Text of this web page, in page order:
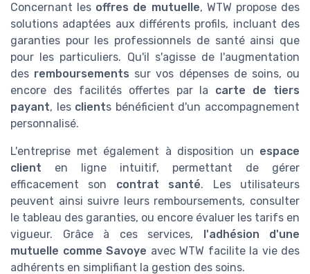
Concernant les offres de mutuelle, WTW propose des
solutions adaptées aux différents profils, incluant des
garanties pour les professionnels de santé ainsi que
pour les particuliers. Qu'il s'agisse de l'augmentation
des remboursements sur vos dépenses de soins, ou
encore des facilités offertes par la carte de tiers
payant, les clients bénéficient d'un accompagnement
personnalisé.
L'entreprise met également à disposition un espace
client en ligne intuitif, permettant de gérer
efficacement son contrat santé. Les utilisateurs
peuvent ainsi suivre leurs remboursements, consulter
le tableau des garanties, ou encore évaluer les tarifs en
vigueur. Grâce à ces services,
l'adhésion d'une
mutuelle comme Savoye avec WTW facilite la vie des
adhérents en simplifiant la gestion des soins.